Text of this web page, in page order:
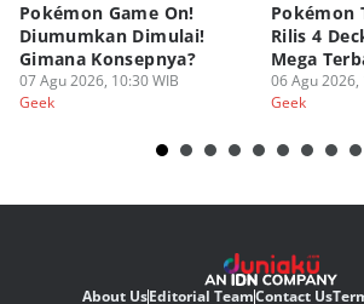
Pokémon Game On!
Diumumkan Dimulai!
Gimana Konsepnya?
07 Agu 2026, 10:30 WIB
Geek
Pokémon
Rilis 4
Mega
06 Agu 2026,
Geek
About UsEditorial TeamContact Us